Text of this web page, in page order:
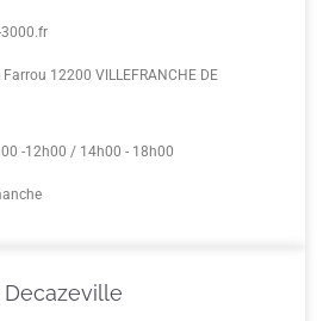
12200 VILLEFRANCHE DE
-12h00 / 14h00 - 18h00